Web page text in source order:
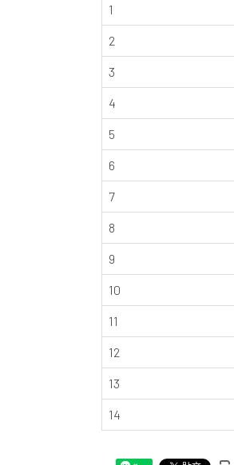
1
2
3
4
5
6
7
8
9
10
11
12
13
14